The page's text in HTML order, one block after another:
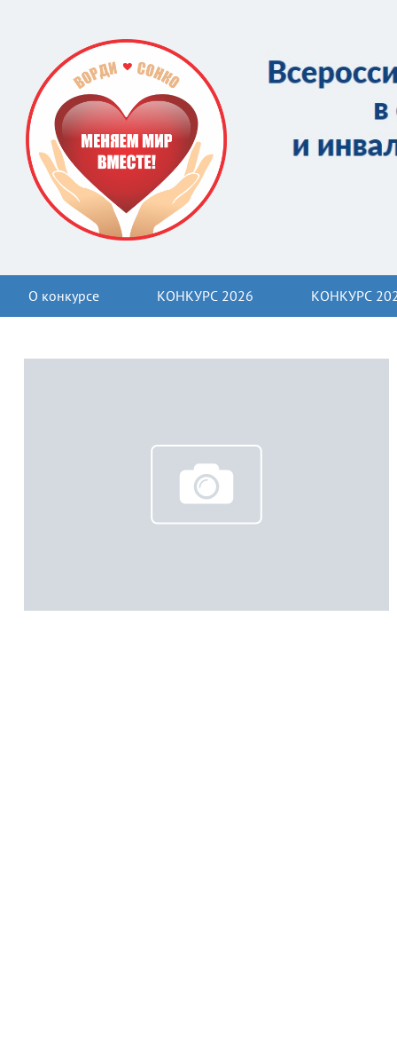
О конкурсе КОНКУРС 2026 КОНКУРС